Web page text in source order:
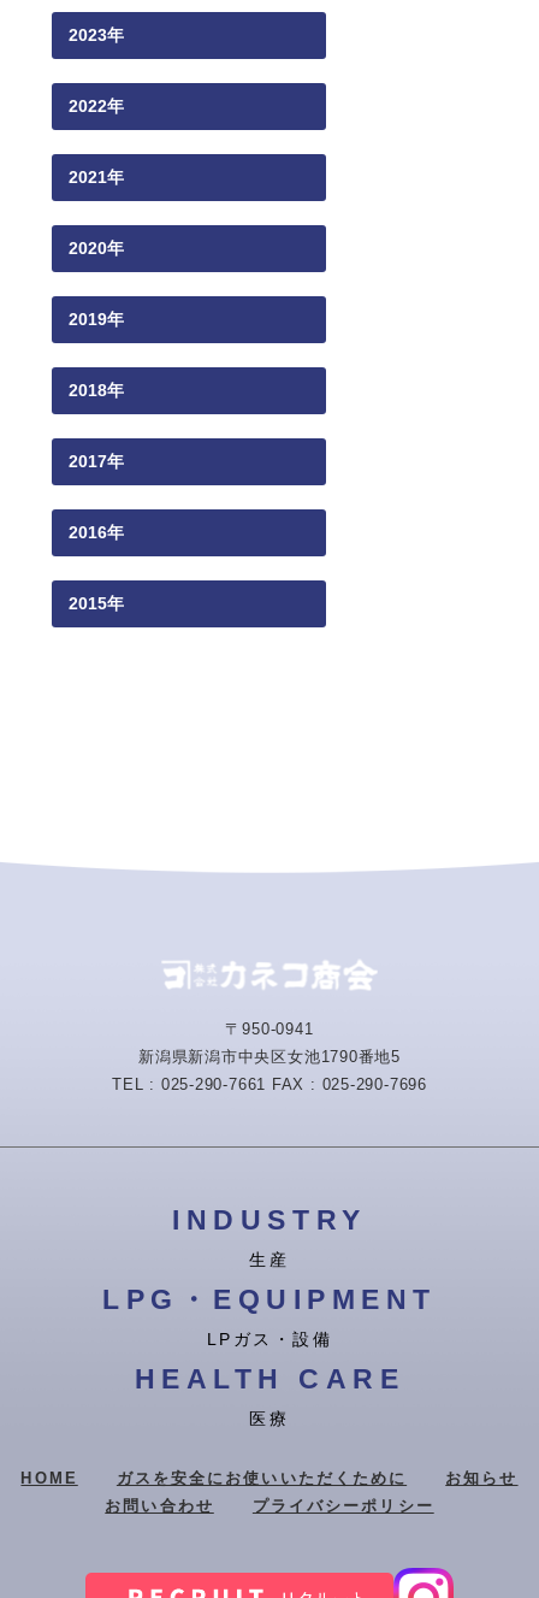
2023年
2022年
2021年
2020年
2019年
2018年
2017年
2016年
2015年
〒950-0941
新潟県新潟市中央区女池1790番地5
TEL : 025-290-7661 FAX : 025-290-7696
INDUSTRY
生産
LPG・EQUIPMENT
LPガス・設備
HEALTH CARE
医療
HOME ガスを安全にお使いいただくために
お知らせ
お問い合わせ
プライバシーポリシー